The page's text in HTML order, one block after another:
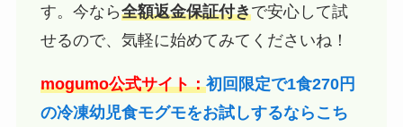
す。今なら全額返金保証付きで安心して試
せるので、気軽に始めてみてくださいね！
mogumo公式サイト：初回限定で1食270円
の冷凍幼児食モグモをお試しするならこち